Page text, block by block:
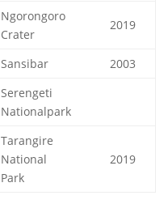
Ngorongoro
Crater
2019
Sansibar
2003
Serengeti
Nationalpark
Tarangire
National
Park
2019